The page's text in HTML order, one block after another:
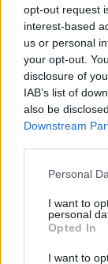
opt-out request
interest-based
us or personal
your opt-out.
disclosure of
IAB’s list of
also be
Downstream
Please note
not limited to
grant or deny
use your data
consent section.
Personal
I want to
personal
Opted In
I want to
Μήλος: